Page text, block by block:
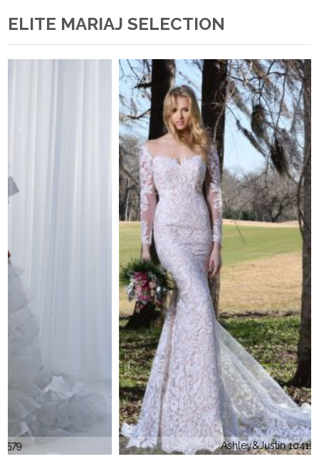
ELITE MARIAJ SELECTION
Ashley&Justin 10411